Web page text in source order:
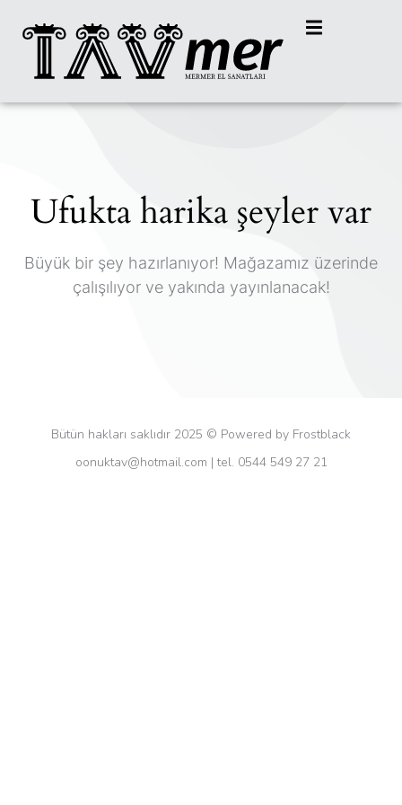
Ufukta harika şeyler var
Büyük bir şey hazırlanıyor! Mağazamız üzerinde
çalışılıyor ve yakında yayınlanacak!
Bütün hakları saklıdır 2025 © Powered by Frostblack
oonuktav@hotmail.com | tel. 0544 549 27 21